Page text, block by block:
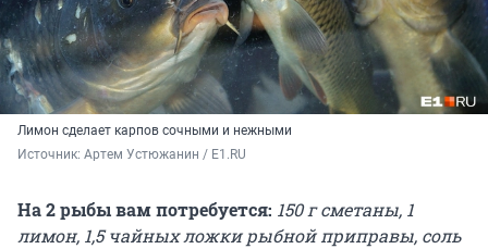
Лимон сделает карпов сочными и нежными
Источник: Артем Устюжанин / E1.RU
На 2 рыбы вам потребуется: 150 г сметаны, 1
лимон, 1,5 чайных ложки рыбной приправы, соль